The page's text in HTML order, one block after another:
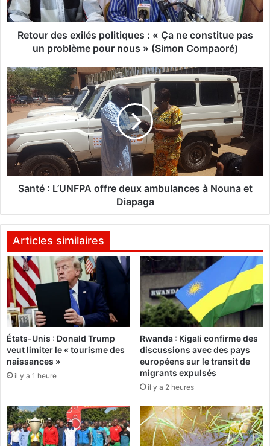
e
s
l
é
s
p
o
l
i
s
«
Ç
n
e
c
o
n
s
t
u
e
Retour des exilés politiques : « Ça ne constitue pas
un problème pour nous » (Simon Compaoré)
S
a
n
t
é
:
’
F
P
o
f
f
e
d
u
x
a
m
l
a
n
Santé : L’UNFPA offre deux ambulances à Nouna et
Diapaga
Articles similaires
États-Unis : Donald Trump
veut limiter le « tourisme des
naissances »
il y a 1 heure
Rwanda : Kigali confirme des
discussions avec des pays
européens sur le transit de
migrants expulsés
il y a 2 heures